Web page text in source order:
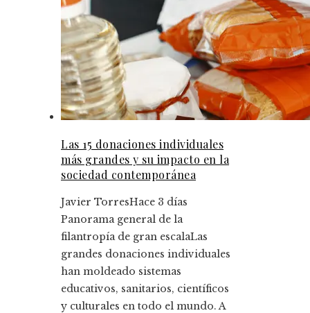
Las 15 donaciones individuales
más grandes y su impacto en la
sociedad contemporánea
Javier TorresHace 3 días
Panorama general de la
filantropía de gran escalaLas
grandes donaciones individuales
han moldeado sistemas
educativos, sanitarios, científicos
y culturales en todo el mundo. A